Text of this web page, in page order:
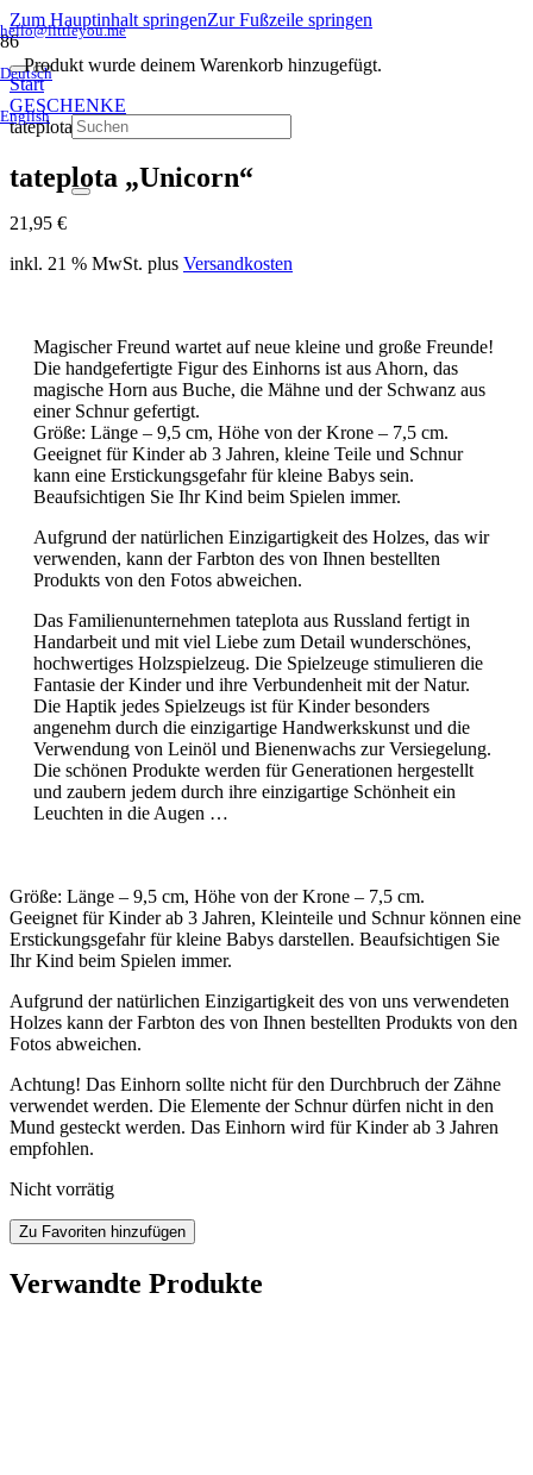
Zum Hauptinhalt springenZur Fußzeile springen
hello@littleyou.me
Deutsch
English
Produkt wurde deinem Warenkorb hinzugefügt.
Start
GESCHENKE
tateplota „Unicorn“
tateplota „Unicorn“
21,95 €
inkl. 21 % MwSt. plus Versandkosten
Magischer Freund wartet auf neue kleine und große Freunde!
Die handgefertigte Figur des Einhorns ist aus Ahorn, das
magische Horn aus Buche, die Mähne und der Schwanz aus
einer Schnur gefertigt.
Größe: Länge – 9,5 cm, Höhe von der Krone – 7,5 cm.
Geeignet für Kinder ab 3 Jahren, kleine Teile und Schnur
kann eine Erstickungsgefahr für kleine Babys sein.
Beaufsichtigen Sie Ihr Kind beim Spielen immer.
Aufgrund der natürlichen Einzigartigkeit des Holzes, das wir
verwenden, kann der Farbton des von Ihnen bestellten
Produkts von den Fotos abweichen.
Das Familienunternehmen tateplota aus Russland fertigt in
Handarbeit und mit viel Liebe zum Detail wunderschönes,
hochwertiges Holzspielzeug. Die Spielzeuge stimulieren die
Fantasie der Kinder und ihre Verbundenheit mit der Natur.
Die Haptik jedes Spielzeugs ist für Kinder besonders
angenehm durch die einzigartige Handwerkskunst und die
Verwendung von Leinöl und Bienenwachs zur Versiegelung.
Die schönen Produkte werden für Generationen hergestellt
und zaubern jedem durch ihre einzigartige Schönheit ein
Leuchten in die Augen …
Größe: Länge – 9,5 cm, Höhe von der Krone – 7,5 cm.
Geeignet für Kinder ab 3 Jahren, Kleinteile und Schnur können eine
Erstickungsgefahr für kleine Babys darstellen. Beaufsichtigen Sie
Ihr Kind beim Spielen immer.
Aufgrund der natürlichen Einzigartigkeit des von uns verwendeten
Holzes kann der Farbton des von Ihnen bestellten Produkts von den
Fotos abweichen.
Achtung! Das Einhorn sollte nicht für den Durchbruch der Zähne
verwendet werden. Die Elemente der Schnur dürfen nicht in den
Mund gesteckt werden. Das Einhorn wird für Kinder ab 3 Jahren
empfohlen.
Nicht vorrätig
Zu Favoriten hinzufügen
Verwandte Produkte